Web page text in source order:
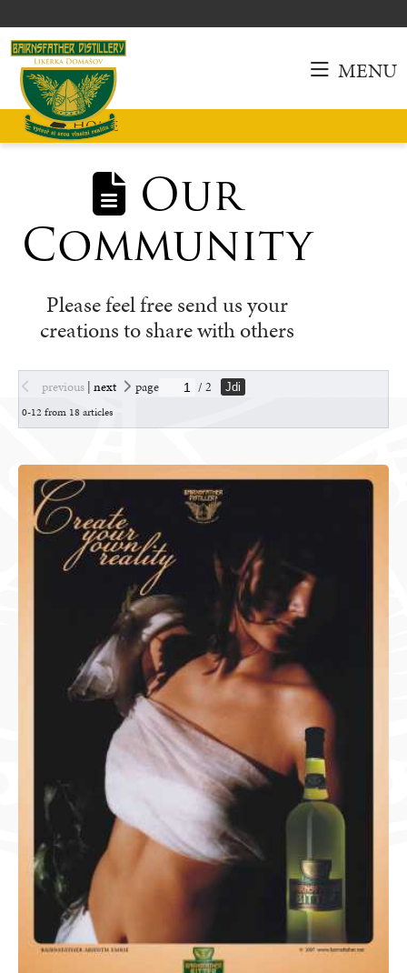
MENU
Home
Our
Community
Please feel free send us your
creations to share with others
previous| next page / 2 Jdi
0-12 from 18 articles